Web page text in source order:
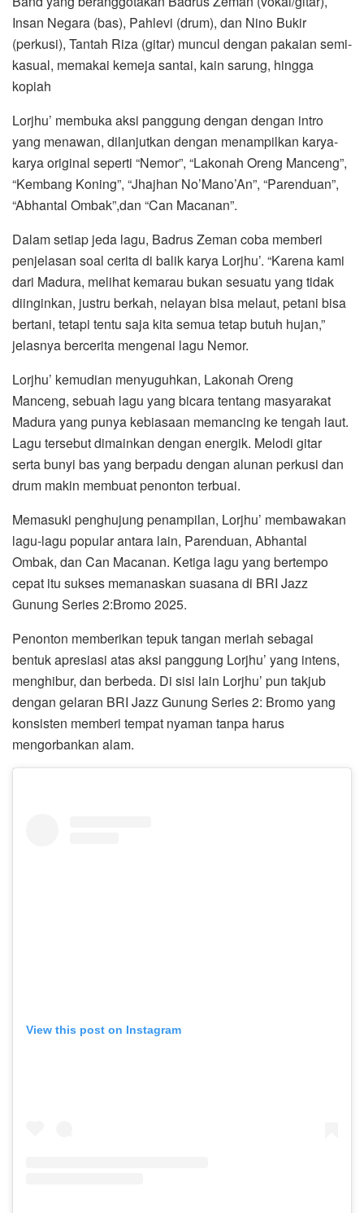
Insan Negara (bas), Pahlevi (drum), dan Nino Bukir
(perkusi), Tantah Riza (gitar) muncul dengan pakaian semi-
kasual, memakai kemeja santai, kain sarung, hingga
kopiah
Lorjhu’ membuka aksi panggung dengan dengan intro
yang menawan, dilanjutkan dengan menampilkan karya-
karya original seperti “Nemor”, “Lakonah Oreng Manceng”,
“Kembang Koning”, “Jhajhan No’Mano’An”, “Parenduan”,
“Abhantal Ombak”,dan “Can Macanan”.
Dalam setiap jeda lagu, Badrus Zeman coba memberi
penjelasan soal cerita di balik karya Lorjhu’. “Karena kami
dari Madura, melihat kemarau bukan sesuatu yang tidak
diinginkan, justru berkah, nelayan bisa melaut, petani bisa
bertani, tetapi tentu saja kita semua tetap butuh hujan,”
jelasnya bercerita mengenai lagu Nemor.
Lorjhu’ kemudian menyuguhkan, Lakonah Oreng
Manceng, sebuah lagu yang bicara tentang masyarakat
Madura yang punya kebiasaan memancing ke tengah laut.
Lagu tersebut dimainkan dengan energik. Melodi gitar
serta bunyi bas yang berpadu dengan alunan perkusi dan
drum makin membuat penonton terbuai.
Memasuki penghujung penampilan, Lorjhu’ membawakan
lagu-lagu popular antara lain, Parenduan, Abhantal
Ombak, dan Can Macanan. Ketiga lagu yang bertempo
cepat itu sukses memanaskan suasana di BRI Jazz
Gunung Series 2:Bromo 2025.
Penonton memberikan tepuk tangan meriah sebagai
bentuk apresiasi atas aksi panggung Lorjhu’ yang intens,
menghibur, dan berbeda. Di sisi lain Lorjhu’ pun takjub
dengan gelaran BRI Jazz Gunung Series 2: Bromo yang
konsisten memberi tempat nyaman tanpa harus
mengorbankan alam.
View this post on Instagram